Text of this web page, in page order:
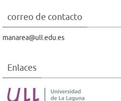
correo de contacto
manarea@ull.edu.es
Enlaces